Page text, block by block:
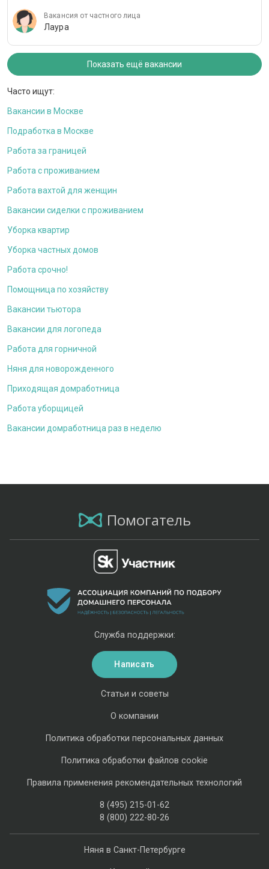
Вакансия от частного лица
Лаура
Показать ещё вакансии
Часто ищут:
Вакансии в Москве
Подработка в Москве
Работа за границей
Работа с проживанием
Работа вахтой для женщин
Вакансии сиделки с проживанием
Уборка квартир
Уборка частных домов
Работа срочно!
Помощница по хозяйству
Вакансии тьютора
Вакансии для логопеда
Работа для горничной
Няня для новорожденного
Приходящая домработница
Работа уборщицей
Вакансии домработница раз в неделю
Помогатель
Няня в Санкт-Петербурге
Статьи и советы
О компании
Политика обработки персональных данных
Политика обработки файлов cookie
Правила применения рекомендательных технологий
8 (495) 215-01-62
8 (800) 222-80-26
Служба поддержки:
Написать